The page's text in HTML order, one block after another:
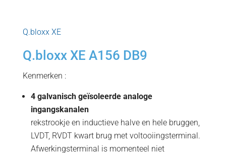
Q.bloxx XE
Q.bloxx XE A156 DB9
Kenmerken :
4 galvanisch geïsoleerde analoge
ingangskanalen
rekstrookje en inductieve halve en hele bruggen,
LVDT, RVDT kwart brug met voltooiingsterminal.
Afwerkingsterminal is momenteel niet